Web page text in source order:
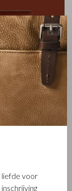
is een
luxe
✕
liefde voor